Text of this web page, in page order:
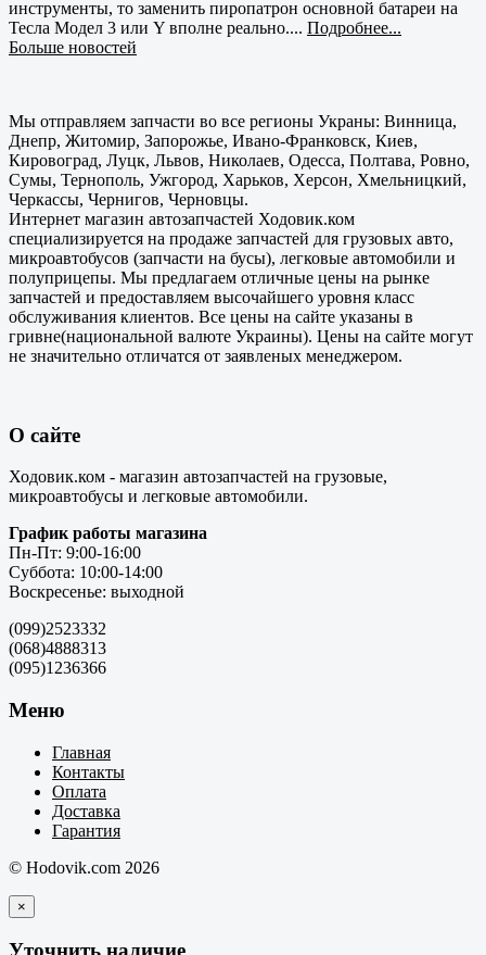
инструменты, то заменить пиропатрон основной батареи на
Тесла Модел 3 или Y вполне реально.... Подробнее...
Больше новостей
Мы отправляем запчасти во все регионы Украны: Винница,
Днепр, Житомир, Запорожье, Ивано-Франковск, Киев,
Кировоград, Луцк, Львов, Николаев, Одесса, Полтава, Ровно,
Сумы, Тернополь, Ужгород, Харьков, Херсон, Хмельницкий,
Черкассы, Чернигов, Черновцы.
Интернет магазин автозапчастей Ходовик.ком
специализируется на продаже запчастей для грузовых авто,
микроавтобусов (запчасти на бусы), легковые автомобили и
полуприцепы. Мы предлагаем отличные цены на рынке
запчастей и предоставляем высочайшего уровня класс
обслуживания клиентов. Все цены на сайте указаны в
гривне(национальной валюте Украины). Цены на сайте могут
не значительно отличатся от заявленых менеджером.
О сайте
Ходовик.ком - магазин автозапчастей на грузовые,
микроавтобусы и легковые автомобили.
График работы магазина
Пн-Пт: 9:00-16:00
Суббота: 10:00-14:00
Воскресенье: выходной
(099)2523332
(068)4888313
(095)1236366
Меню
Главная
Контакты
Оплата
Доставка
Гарантия
© Hodovik.com 2026
×
Уточнить наличие